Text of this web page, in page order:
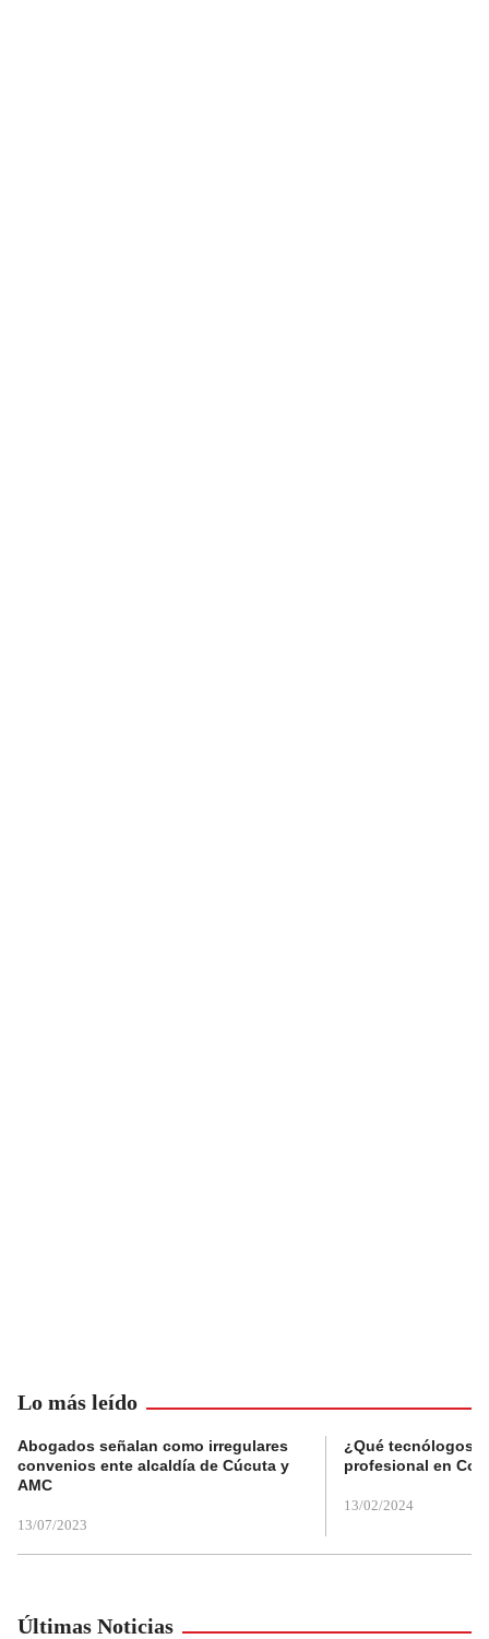
Lo más leído
Abogados señalan como irregulares
convenios ente alcaldía de Cúcuta y
AMC
13/07/2023
¿Qué tecnólogos
profesional en
13/02/2024
Últimas Noticias